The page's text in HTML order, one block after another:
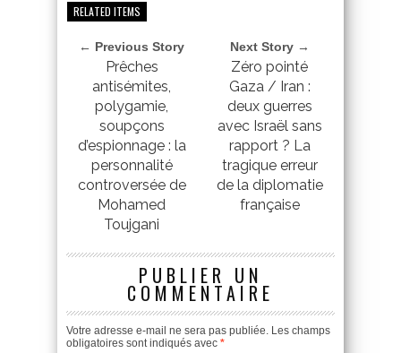
RELATED ITEMS
← Previous Story
Prêches
antisémites,
polygamie,
soupçons
d’espionnage : la
personnalité
controversée de
Mohamed
Toujgani
Next Story →
Zéro pointé
Gaza / Iran :
deux guerres
avec Israël sans
rapport ? La
tragique erreur
de la diplomatie
française
PUBLIER UN
COMMENTAIRE
Votre adresse e-mail ne sera pas publiée. Les champs
obligatoires sont indiqués avec *